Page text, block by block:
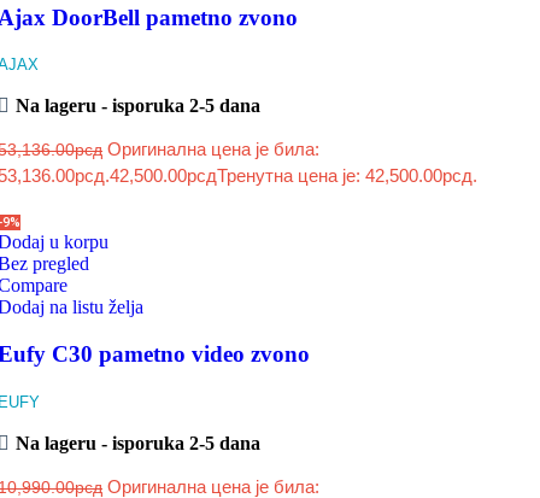
DoorBell pametno zvono
Na lageru - isporuka 2-5 dana
рсд Оригинална цена је била:
42,500.00рсдТренутна цена је: 42,500.00рсд.
u korpu
pregled
na listu želja
C30 pametno video zvono
Na lageru - isporuka 2-5 dana
рсд Оригинална цена је била: